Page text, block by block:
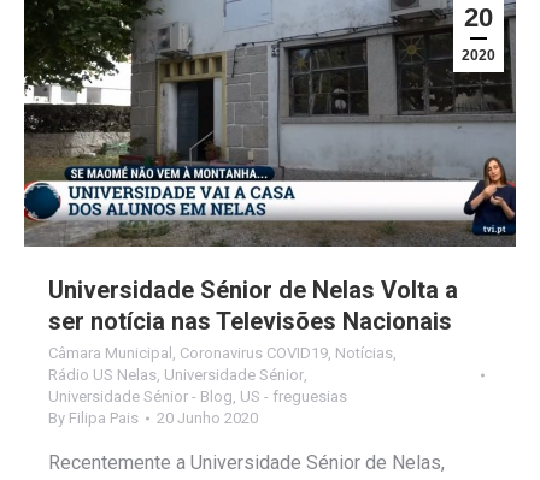
20
2020
Universidade Sénior de Nelas Volta a
ser notícia nas Televisões Nacionais
Câmara Municipal , Coronavirus COVID19, Notícias,
Rádio US Nelas, Universidade Sénior,
Universidade Sénior - Blog, US - freguesias
By Filipa Pais 20 Junho 2020
Recentemente a Universidade Sénior de Nelas,